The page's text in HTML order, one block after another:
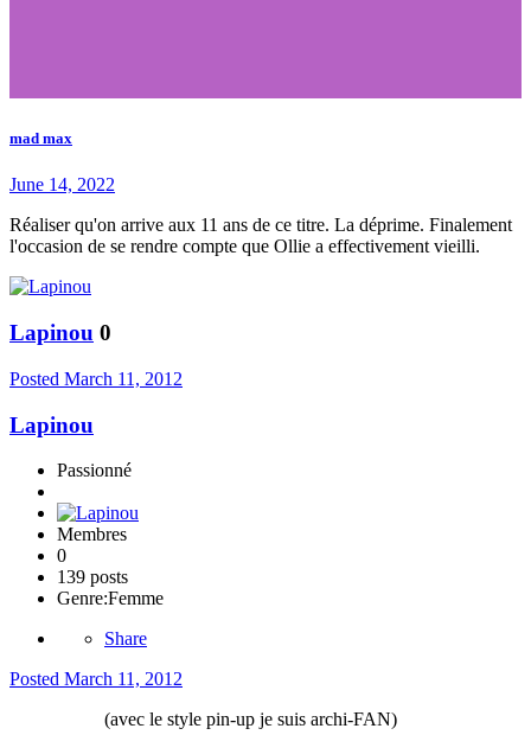
mad max
June 14, 2022
Réaliser qu'on arrive aux 11 ans de ce titre. La déprime. Finalement
l'occasion de se rendre compte que Ollie a effectivement vieilli.
Lapinou 0
Posted March 11, 2012
Lapinou
Passionné
Membres
0
139 posts
Genre:Femme
Share
Posted March 11, 2012
(avec le style pin-up je suis archi-FAN)